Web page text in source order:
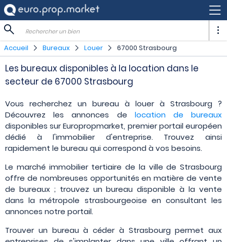
Rechercher un bien
Accueil Bureaux Louer 67000 Strasbourg
Les bureaux disponibles à la location dans le
secteur de 67000 Strasbourg
Vous recherchez un bureau à louer à Strasbourg ?
Découvrez les annonces de location de bureaux
disponibles sur Europropmarket, premier portail européen
dédié à l'immobilier d'entreprise. Trouvez ainsi
rapidement le bureau qui correspond à vos besoins.
Le marché immobilier tertiaire de la ville de Strasbourg
offre de nombreuses opportunités en matière de vente
de bureaux ; trouvez un bureau disponible à la vente
dans la métropole strasbourgeoise en consultant les
annonces notre portail.
Trouver un bureau à céder à Strasbourg permet aux